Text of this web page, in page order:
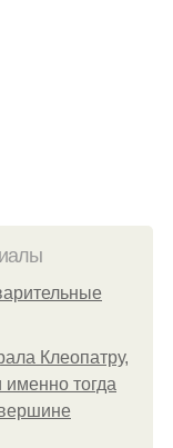
Клеопатру,
тогда